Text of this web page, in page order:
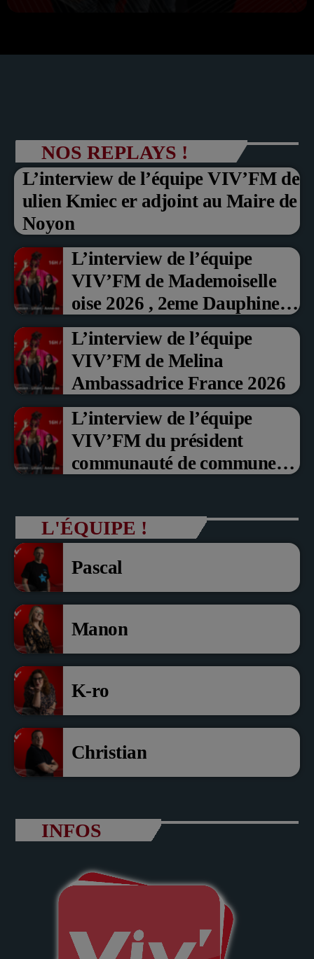
NOS REPLAYS !
L’interview de l’équipe VIV’FM de
ulien Kmiec er adjoint au Maire de
Noyon
L’interview de l’équipe
VIV’FM de Mademoiselle
oise 2026 , 2eme Dauphine et
Prix du Public , Marche aux
fruits rouge Noyon 2026
L’interview de l’équipe
VIV’FM de Melina
Ambassadrice France 2026
L’interview de l’équipe
VIV’FM du président
communauté de communes
président com de com
L'ÉQUIPE !
Pascal
Manon
K-ro
Christian
INFOS